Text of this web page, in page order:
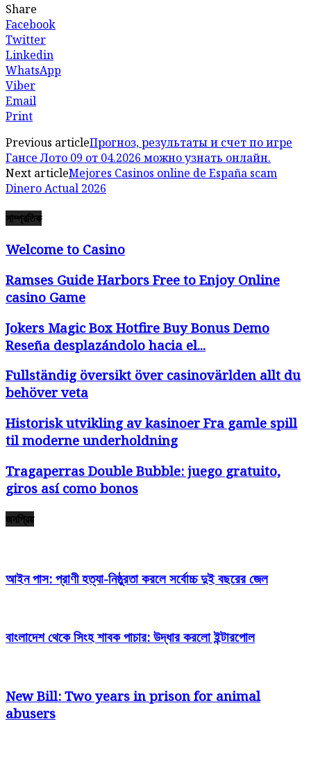
Share
Facebook
Twitter
Linkedin
WhatsApp
Viber
Email
Print
Previous articleПрогноз, результаты и счет по игре
Гансе Лото 09 от 04.2026 можно узнать онлайн.
Next articleMejores Casinos online de España scam
Dinero Actual 2026
সাম্প্রতিক
Welcome to Casino
Ramses Guide Harbors Free to Enjoy Online
casino Game
Jokers Magic Box Hotfire Buy Bonus Demo
Reseña desplazándolo hacia el...
Fullständig översikt över casinovärlden allt du
behöver veta
Historisk utvikling av kasinoer Fra gamle spill
til moderne underholdning
Tragaperras Double Bubble: juego gratuito,
giros así­ como bonos
জনপ্রিয়
আইন পাস: প্রাণী হত্যা-নিষ্ঠুরতা করলে সর্বোচ্চ দুই বছরের জেল
বাংলাদেশ থেকে সিংহ শাবক পাচার: উদ্ধার করলো ইন্টারপোল
New Bill: Two years in prison for animal
abusers